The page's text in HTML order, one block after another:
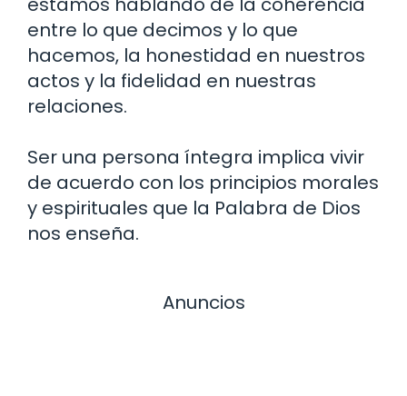
entre lo que decimos y lo que
hacemos, la honestidad en nuestros
actos y la fidelidad en nuestras
relaciones.
Ser una persona íntegra implica vivir
de acuerdo con los principios morales
y espirituales que la Palabra de Dios
nos enseña.
Anuncios